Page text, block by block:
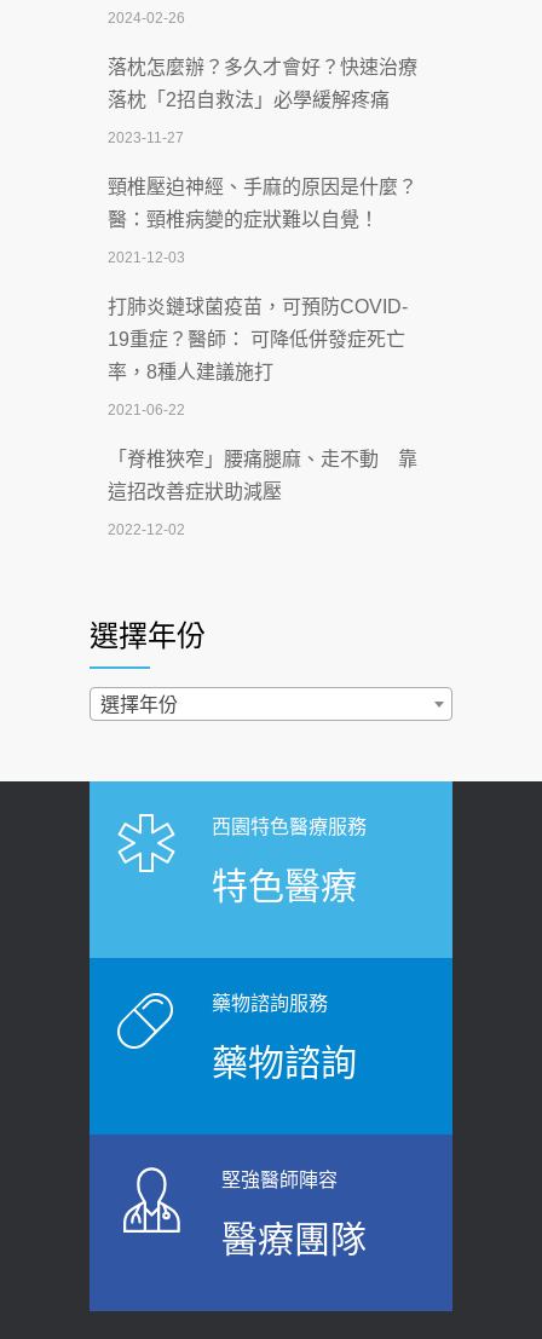
2026-07-08
體溫飆破41度！醫連收兩例中暑病例：
致死率達8成
2026-07-07
深耕萬華55年 西園醫院回顧發展歷程與
智慧 醫療布局
2026-07-06
【115年臺北市「防癌保衛戰：健康好禮
一手刮」】 宣導
2026-07-02
2026-07-02
4連霸議員黃秋澤癌逝！食道癌為何奪命
西園醫院55周年 7／10捐血公益活動 邀
民眾熱血響應
2026-06-30
健康肛門痛都是痔瘡?醫談瘍瘍瘻管與肛
裂差異 逾50歲民眾可做1事
原則避免血糖血壓飆高
2026-06-08
上班常待在冷氣房？小心泌尿道感染
醫示警：1病症嚴重恐喪命
2024-02-26
落枕怎麼辦？多久才會好？快速治療
落枕「2招自救法」必學緩解疼痛
2023-11-27
頸椎壓迫神經、手麻的原因是什麼？
醫：頸椎病變的症狀難以自覺！
2021-12-03
打肺炎鏈球菌疫苗，可預防COVID-
19重症？醫師： 可降低併發症死亡
率，8種人建議施打
2021-06-22
「脊椎狹窄」腰痛腿麻、走不動 靠
這招改善症狀助減壓
2022-12-02
2022-02-17
過量維生素D和鈣恐罹癌? 醫師釋
「落枕」不要大力按脖子！ 1招「伸
展運動」預防落枕
老後睡不好、夜間易跌倒
2021-03-05
骨科魏志定主任接受專訪 【年代電視
選擇年份
選擇年份
西園特色醫療服務
特色醫療
藥物諮詢服務
藥物諮詢
堅強醫師陣容
醫療團隊